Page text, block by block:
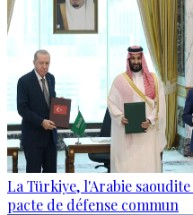
La Türkiye, l'Arabie
pacte de défense commun